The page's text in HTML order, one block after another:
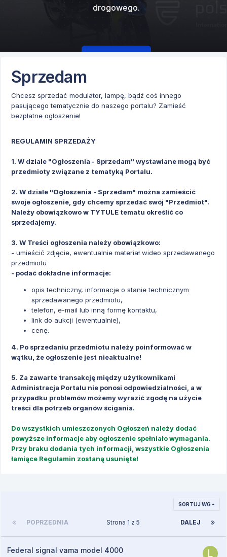
drogowego.
Sprzedam
Chcesz sprzedać modulator, lampę, bądź coś innego
pasującego tematycznie do naszego portalu? Zamieść
bezpłatne ogłoszenie!
REGULAMIN SPRZEDAŻY
1. W dziale "Ogłoszenia - Sprzedam" wystawiane mogą być
przedmioty związane z tematyką Portalu.
2. W dziale "Ogłoszenia - Sprzedam" można zamieścić
swoje ogłoszenie, gdy chcemy sprzedać swój "Przedmiot".
Należy obowiązkowo w TYTULE tematu określić co
sprzedajemy.
3. W Treści ogłoszenia należy obowiązkowo:
- umieścić zdjęcie, ewentualnie materiał wideo sprzedawanego
przedmiotu
- podać dokładne informacje:
opis techniczny, informacje o stanie technicznym
sprzedawanego przedmiotu,
telefon, e-mail lub inną formę kontaktu,
link do aukcji (ewentualnie),
cenę.
4. Po sprzedaniu przedmiotu należy poinformować w
wątku, że ogłoszenie jest nieaktualne!
5. Za zawarte transakcję między użytkownikami
Administracja Portalu nie ponosi odpowiedzialności, a w
przypadku problemów możemy wyrazić zgodę na użycie
treści dla potrzeb organów ścigania.
Do wszystkich umieszczonych Ogłoszeń należy dodać
powyższe informacje aby ogłoszenie spełniało wymagania.
Przy braku dodania tych informacji, wszystkie Ogłoszenia
łamiące Regulamin zostaną usunięte!
SORTUJ WG
POPRZEDNIA DALEJ
Strona 1 z 5
Federal signal vama model 4000